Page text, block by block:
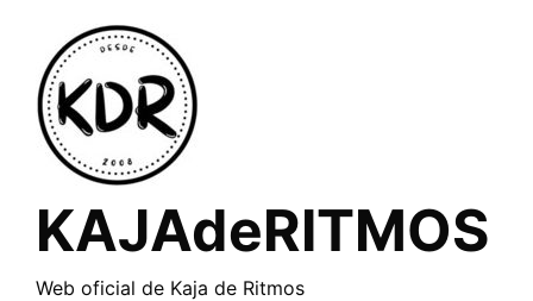
contenido
KAJAdeRITMOS
Web oficial de Kaja de Ritmos